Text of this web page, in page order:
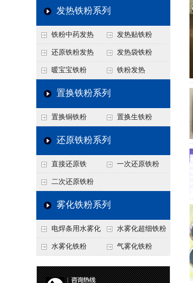
发热铁粉系列
铁粉中药发热 发热贴铁粉
还原铁粉发热 发热袋铁粉
暖宝宝铁粉 铁粉发热
置换铁粉系列
置换铜铁粉 置换生铁粉
还原铁粉系列
直接还原铁 一次还原铁粉
二次还原铁粉
雾化铁粉系列
电焊条用水雾化
铁粉
水雾化超细铁粉
水雾化铁粉 气雾化铁粉